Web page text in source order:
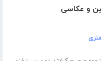
و عکاسی